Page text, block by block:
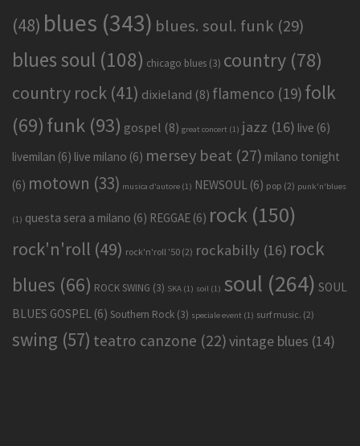
(48) blues (343) blues. soul. funk (29)
blues soul (108) chicago blues (3) country (78)
country rock (41) dixieland (8) flamenco (19) folk
(69) funk (93) gospel (8) great concert (1) jazz (16) live (6)
livemilan (6) live milano (6) mersey beat (27) milano tonight
(6) motown (33) musica d'autore (1) NEWSOUL (6) pop (2) punk'n'blues
(1) questa sera a milano (6) REGGAE (6) rock (150)
rock'n'roll (49) rock'n'roll '50 (2) rockabilly (16) rock
blues (66) ROCK SWING (3) SKA (1) soil (1) soul (264) SOUL
BLUES GOSPEL (6) Southern Rock (3) speciale event (1) surf music. (2)
swing (57) teatro canzone (22)vintage blues (14)